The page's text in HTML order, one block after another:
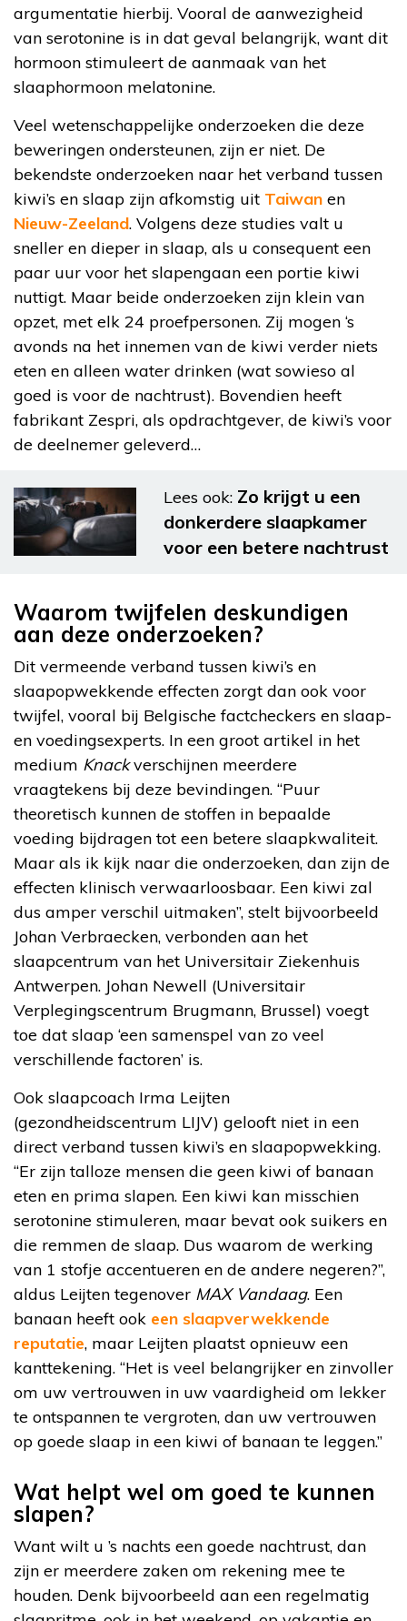
argumentatie hierbij. Vooral de aanwezigheid
van serotonine is in dat geval belangrijk, want dit
hormoon stimuleert de aanmaak van het
slaaphormoon melatonine.
Veel wetenschappelijke onderzoeken die deze
beweringen ondersteunen, zijn er niet. De
bekendste onderzoeken naar het verband tussen
kiwi’s en slaap zijn afkomstig uit Taiwan en
Nieuw-Zeeland. Volgens deze studies valt u
sneller en dieper in slaap, als u consequent een
paar uur voor het slapengaan een portie kiwi
nuttigt. Maar beide onderzoeken zijn klein van
opzet, met elk 24 proefpersonen. Zij mogen ‘s
avonds na het innemen van de kiwi verder niets
eten en alleen water drinken (wat sowieso al
goed is voor de nachtrust). Bovendien heeft
fabrikant Zespri, als opdrachtgever, de kiwi’s voor
de deelnemer geleverd…
Lees ook: Zo krijgt u een
donkerdere slaapkamer
voor een betere nachtrust
Waarom twijfelen deskundigen
aan deze onderzoeken?
Dit vermeende verband tussen kiwi’s en
slaapopwekkende effecten zorgt dan ook voor
twijfel, vooral bij Belgische factcheckers en slaap-
en voedingsexperts. In een groot artikel in het
medium Knackverschijnen meerdere
vraagtekens bij deze bevindingen. “Puur
theoretisch kunnen de stoffen in bepaalde
voeding bijdragen tot een betere slaapkwaliteit.
Maar als ik kijk naar die onderzoeken, dan zijn de
effecten klinisch verwaarloosbaar. Een kiwi zal
dus amper verschil uitmaken”, stelt bijvoorbeeld
Johan Verbraecken, verbonden aan het
slaapcentrum van het Universitair Ziekenhuis
Antwerpen. Johan Newell (Universitair
Verplegingscentrum Brugmann, Brussel) voegt
toe dat slaap ‘een samenspel van zo veel
verschillende factoren’ is.
Ook slaapcoach Irma Leijten
(gezondheidscentrum LIJV) gelooft niet in een
direct verband tussen kiwi’s en slaapopwekking.
“Er zijn talloze mensen die geen kiwi of banaan
eten en prima slapen. Een kiwi kan misschien
serotonine stimuleren, maar bevat ook suikers en
die remmen de slaap. Dus waarom de werking
van 1 stofje accentueren en de andere negeren?”,
aldus Leijten tegenover MAX Vandaag. Een
banaan heeft ook een slaapverwekkende
reputatie, maar Leijten plaatst opnieuw een
kanttekening. “Het is veel belangrijker en zinvoller
om uw vertrouwen in uw vaardigheid om lekker
te ontspannen te vergroten, dan uw vertrouwen
op goede slaap in een kiwi of banaan te leggen.”
Wat helpt wel om goed te kunnen
slapen?
Want wilt u ’s nachts een goede nachtrust, dan
zijn er meerdere zaken om rekening mee te
houden. Denk bijvoorbeeld aan een regelmatig